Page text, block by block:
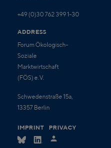
+49 (0)30 762 399 1-30
ADDRESS
Forum Ökologisch-
Soziale
Marktwirtschaft
(FÖS) e.V.
Schwedenstraße 15a,
13357 Berlin
IMPRINT PRIVACY